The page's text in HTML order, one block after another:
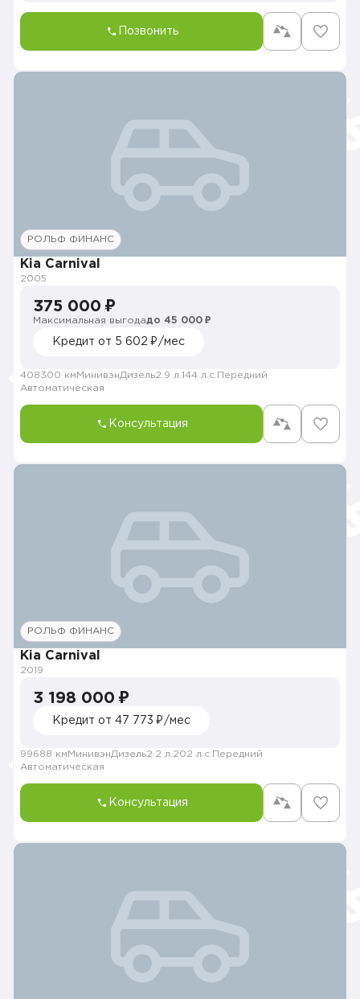
Позвонить
РОЛЬФ ФИНАНС
Kia Carnival
2005
375 000 ₽
Максимальная выгодадо 45 000 ₽
Кредит от 5 602 ₽/мес
408300 км МинивэнДизель2.9 л. 144 л.с. Передний
Автоматическая
Консультация
РОЛЬФ ФИНАНС
Kia Carnival
2019
3 198 000 ₽
Кредит от 47 773 ₽/мес
99688 км МинивэнДизель2.2 л. 202 л.с. Передний
Автоматическая
Консультация